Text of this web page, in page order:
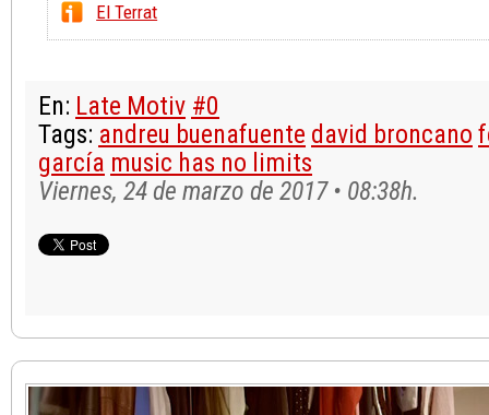
El Terrat
En: Late Motiv #0
Tags: andreu buenafuente david broncano
garcía music has no limits
Viernes, 24 de marzo de 2017 • 08:38h.